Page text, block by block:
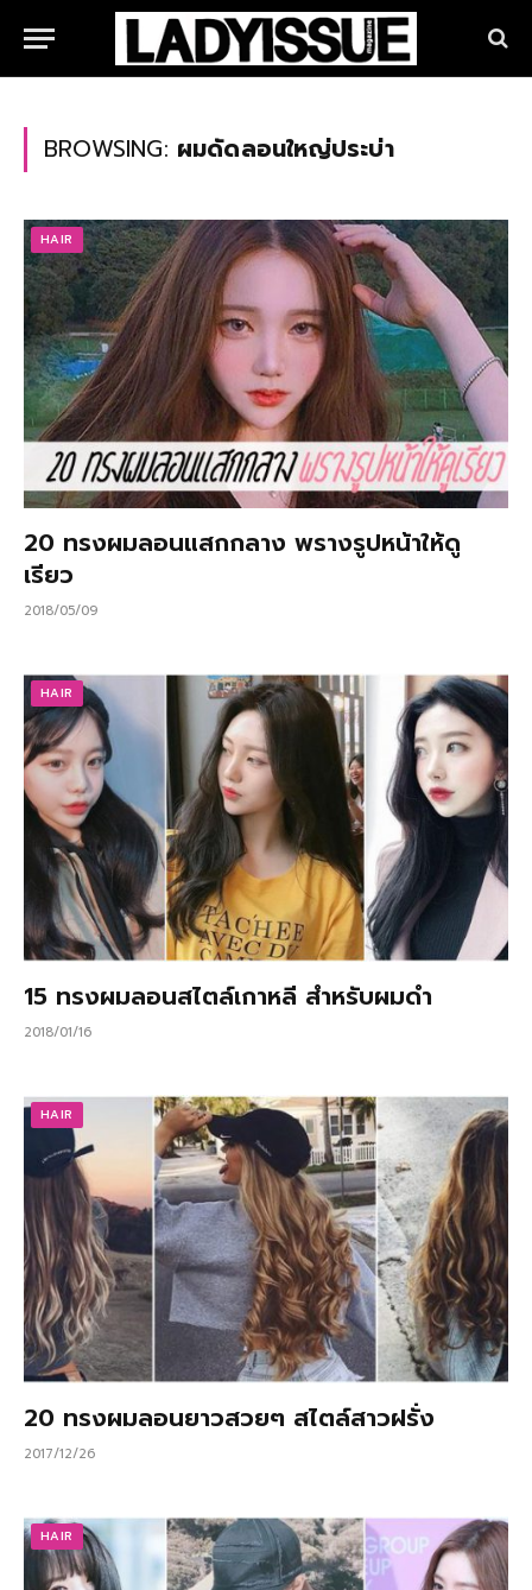
BROWSING: ผมดัดลอนใหญ่ประบ่า
HAIR
20 ทรงผมลอนแสกกลาง พรางรูปหน้าให้ดู
เรียว
2018/05/09
HAIR
15 ทรงผมลอนสไตล์เกาหลี สำหรับผมดำ
2018/01/16
HAIR
20 ทรงผมลอนยาวสวยๆ สไตล์สาวฝรั่ง
2017/12/26
HAIR